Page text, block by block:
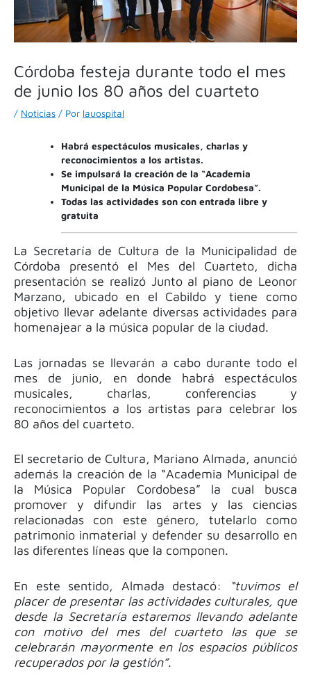
Córdoba festeja durante todo el mes
de junio los 80 años del cuarteto
/ Noticias / Por lauospital
Habrá espectáculos musicales, charlas y
reconocimientos a los artistas.
Se impulsará la creación de la “Academia
Municipal de la Música Popular Cordobesa”.
Todas las actividades son con entrada libre y
gratuita
La Secretaría de Cultura de la Municipalidad de
Córdoba presentó el Mes del Cuarteto, dicha
presentación se realizó Junto al piano de Leonor
Marzano, ubicado en el Cabildo y tiene como
objetivo llevar adelante diversas actividades para
homenajear a la música popular de la ciudad.
Las jornadas se llevarán a cabo durante todo el
mes de junio, en donde habrá espectáculos
musicales, charlas, conferencias y
reconocimientos a los artistas para celebrar los
80 años del cuarteto.
El secretario de Cultura, Mariano Almada, anunció
además la creación de la “Academia Municipal de
la Música Popular Cordobesa” la cual busca
promover y difundir las artes y las ciencias
relacionadas con este género, tutelarlo como
patrimonio inmaterial y defender su desarrollo en
las diferentes líneas que la componen.
En este sentido, Almada destacó:
“tuvimos el
placer de presentar las actividades culturales, que
desde la Secretaría estaremos llevando adelante
con motivo del mes del cuarteto las que se
celebrarán mayormente en los espacios públicos
recuperados por la gestión”.